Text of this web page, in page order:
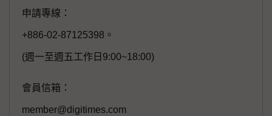
申請專線：
+886-02-87125398。
(週一至週五工作日9:00~18:00)
會員信箱：
member@digitimes.com